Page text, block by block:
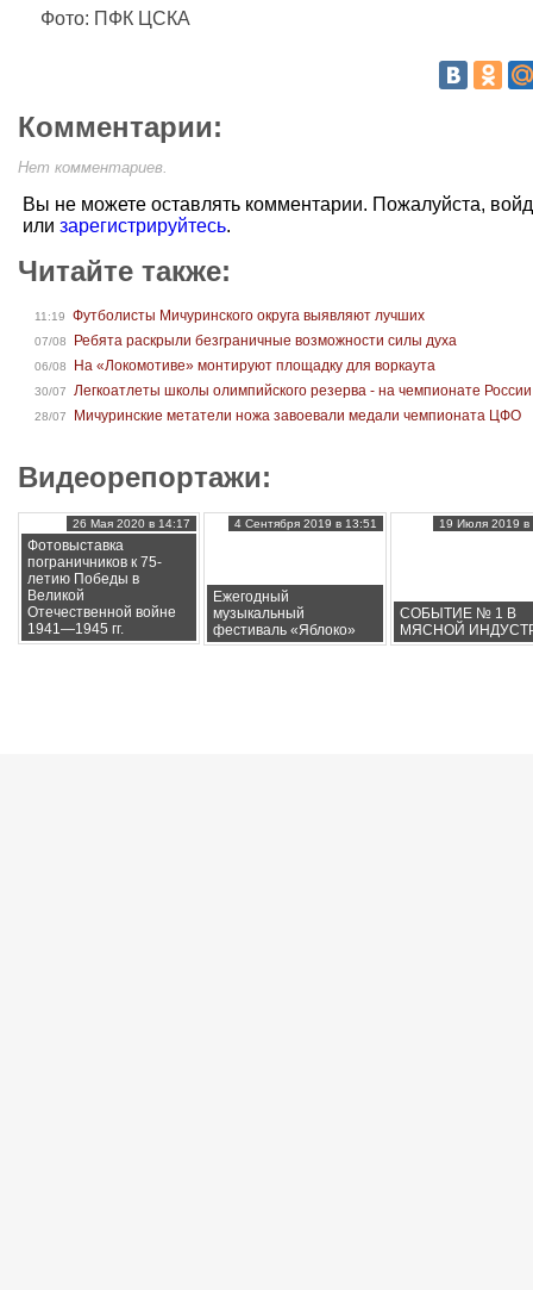
Фото: ПФК ЦСКА
Комментарии:
Нет комментариев.
Вы не можете оставлять комментарии. Пожалуйста,
или зарегистрируйтесь.
Читайте также:
11:19 Футболисты Мичуринского округа выявляют лучших
07/08 Ребята раскрыли безграничные возможности силы духа
06/08 На «Локомотиве» монтируют площадку для воркаута
30/07 Легкоатлеты школы олимпийского резерва - на чемпионате России
28/07 Мичуринские метатели ножа завоевали медали чемпионата ЦФО
Видеорепортажи:
Фотовыставка
пограничников к 75-
летию Победы в
Великой
Отечественной войне
1941—1945 гг.
26 Мая 2020 в 14:17
Ежегодный
музыкальный
фестиваль «Яблоко»
4 Сентября 2019 в 13:51
СОБЫТИЕ № 1 В
МЯСНОЙ
19 Июля 2019 в